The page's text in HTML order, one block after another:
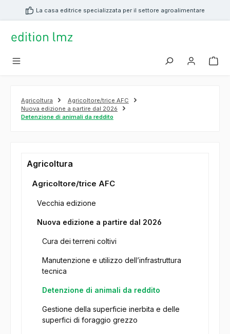
principaleLa casa editrice specializzata per il settore agroalimentare
Agricoltura
Agricoltore/trice AFC
Nuova edizione a partire dal 2026
Detenzione di animali da reddito
Agricoltura
Agricoltore/trice AFC
Vecchia edizione
Nuova edizione a partire dal 2026
Cura dei terreni coltivi
Manutenzione e utilizzo dell’infrastruttura
tecnica
Detenzione di animali da reddito
Gestione della superficie inerbita e delle
superfici di foraggio grezzo